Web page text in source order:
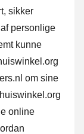
sikker
personlige
kunne
om sine
online